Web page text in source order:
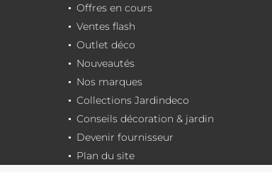
Offres en cours
Ventes flash
Outlet déco
Nouveautés
Nos marques
Collections Jardindeco
Conseils décoration & jardin
Devenir fournisseur
Plan du site